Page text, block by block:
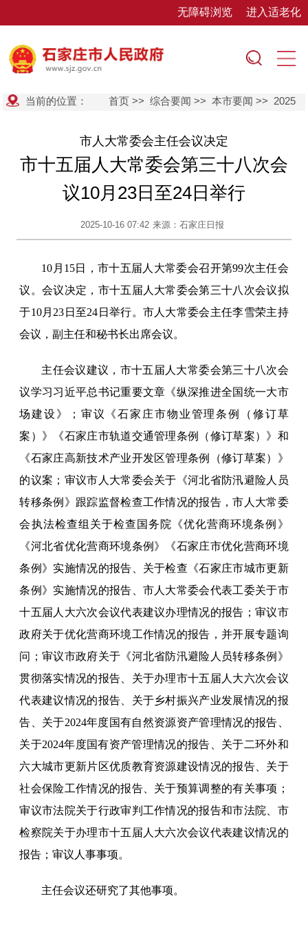
无障碍浏览 进入适老化
当前的位置： 首页 >>综合要闻 >>本市要闻 >> 2025
市人大常委会主任会议决定
市十五届人大常委会第三十八次会
议10月23日至24日举行
2025-10-16 07:42 来源：石家庄日报
10月15日，市十五届人大常委会召开第99次主任会
议。会议决定，市十五届人大常委会第三十八次会议拟
于10月23日至24日举行。市人大常委会主任李雪荣主持
会议，副主任和秘书长出席会议。
主任会议建议，市十五届人大常委会第三十八次会
议学习习近平总书记重要文章《纵深推进全国统一大市
场建设》；审议《石家庄市物业管理条例（修订草
案）》《石家庄市轨道交通管理条例（修订草案）》和
《石家庄高新技术产业开发区管理条例（修订草案）》
的议案；审议市人大常委会关于《河北省防汛避险人员
转移条例》跟踪监督检查工作情况的报告，市人大常委
会执法检查组关于检查国务院《优化营商环境条例》
《河北省优化营商环境条例》《石家庄市优化营商环境
条例》实施情况的报告、关于检查《石家庄市城市更新
条例》实施情况的报告、市人大常委会代表工委关于市
十五届人大六次会议代表建议办理情况的报告；审议市
政府关于优化营商环境工作情况的报告，并开展专题询
问；审议市政府关于《河北省防汛避险人员转移条例》
贯彻落实情况的报告、关于办理市十五届人大六次会议
代表建议情况的报告、关于乡村振兴产业发展情况的报
告、关于2024年度国有自然资源资产管理情况的报告、
关于2024年度国有资产管理情况的报告、关于二环外和
六大城市更新片区优质教育资源建设情况的报告、关于
社会保险工作情况的报告、关于预算调整的有关事项；
审议市法院关于行政审判工作情况的报告和市法院、市
检察院关于办理市十五届人大六次会议代表建议情况的
报告；审议人事事项。
主任会议还研究了其他事项。